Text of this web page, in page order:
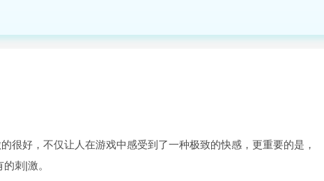
很好，不仅让人在游戏中感受到了一种极致的快感，更重要的是，
刺|激。